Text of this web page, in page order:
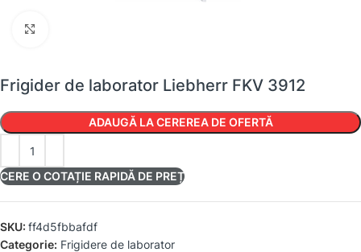
Frigider de laborator Liebherr FKV 3912
ADAUGĂ LA CEREREA DE OFERTĂ
CERE O COTAȚIE RAPIDĂ DE PREȚ
SKU: ff4d5fbbafdf
Categorie: Frigidere de laborator